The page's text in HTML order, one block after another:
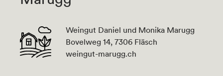
Weingut Daniel und Monika Marugg
Bovelweg 14, 7306 Fläsch
weingut-marugg.ch